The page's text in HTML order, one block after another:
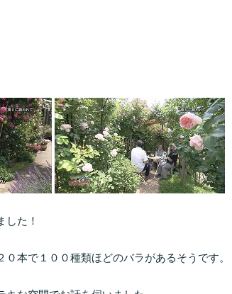
した！
本で１００種類ほどのバラがあるそうです。